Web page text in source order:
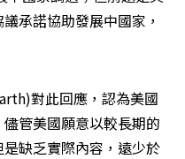
承諾協助發展中國家，
對此回應，認為美國
管美國願意以較長期的
缺乏實際內容，遠少於